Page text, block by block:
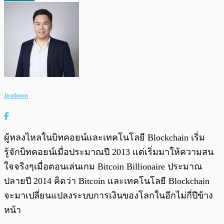
Jiraboon
ผู้หลงไหลในบิทคอยน์และเทคโนโลยี Blockchain เริ่ม
รู้จักบิทคอยน์เมื่อประมาณปี 2013 แต่เริ่มมาให้ความสน
ใจจริงๆเมื่อตอนเล่นเกม Bitcoin Billionaire ประมาณ
ปลายปี 2014 คิดว่า Bitcoin และเทคโนโลยี Blockchain
จะมาเปลี่ยนแปลงระบบการเงินของโลกในอีกไม่กี่ปีข้าง
หน้า